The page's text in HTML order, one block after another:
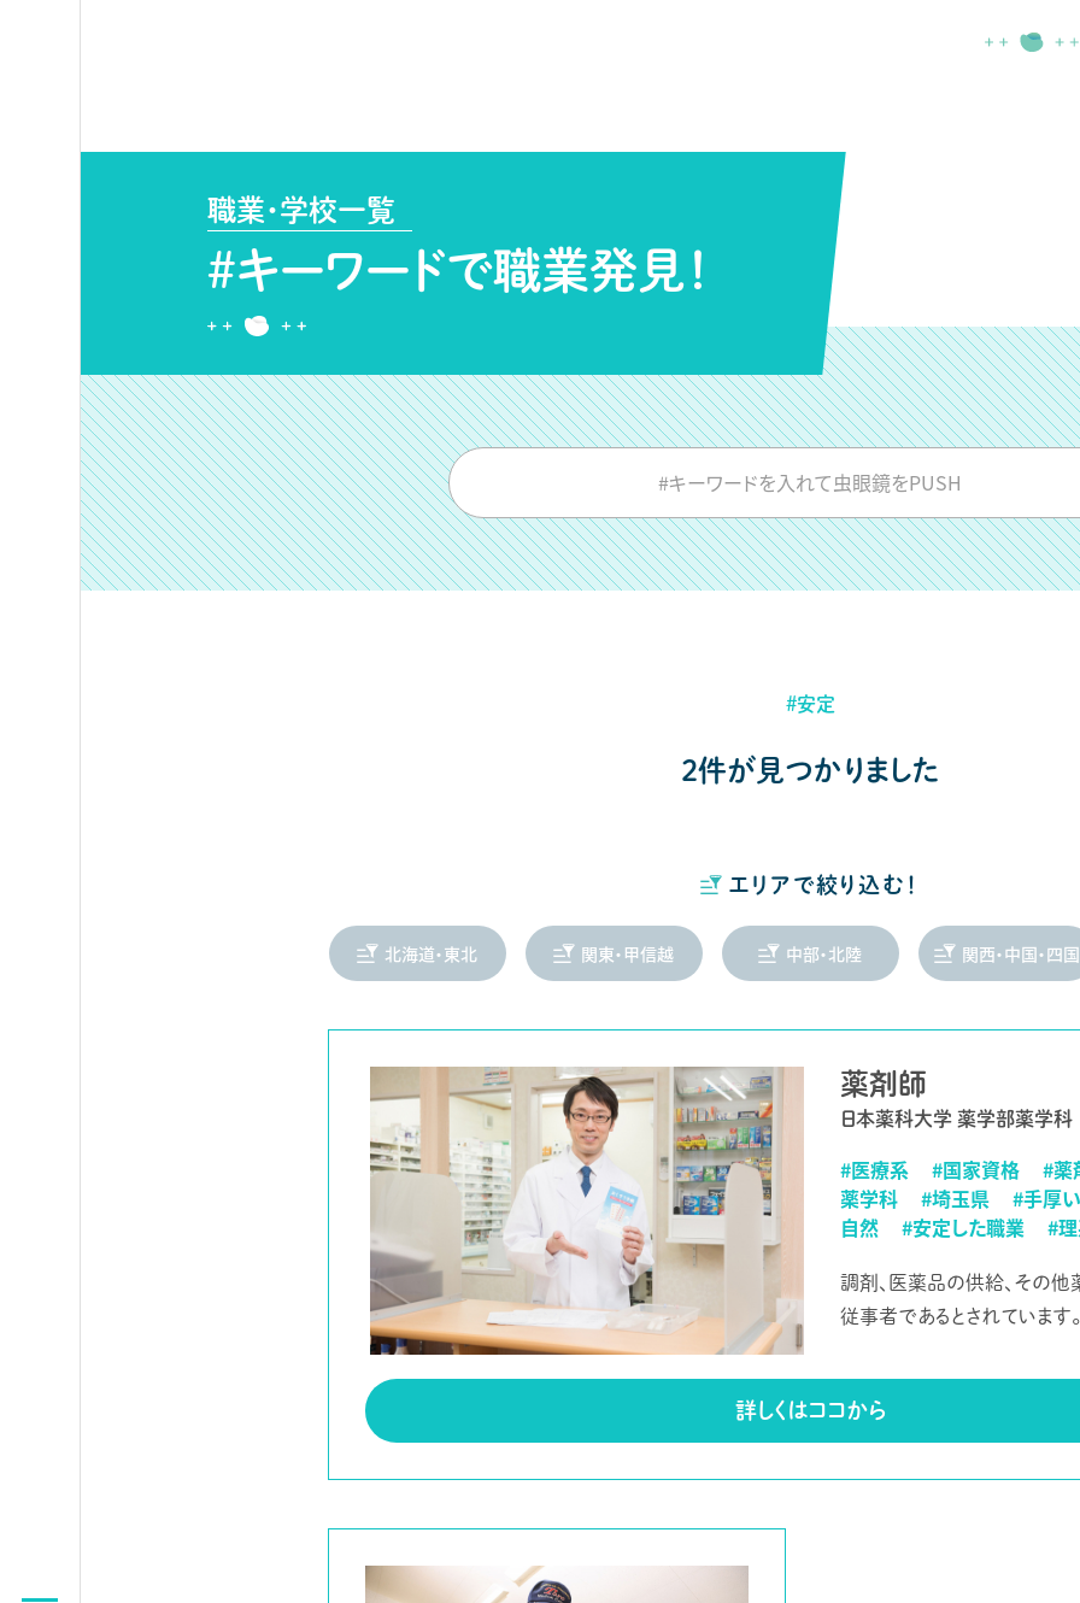
職業・学校一覧
#キーワードで職業発見！
#キーワードを入れて虫眼鏡をPUSH
#安定
2件が見つかりました
エリアで絞り込む！
北海道・東北 関東・甲信越 中部・北陸 関西・中国・四国
薬剤師
日本薬科大学 薬学部薬学科
#医療系 #国家資格 #薬
薬学科
#埼玉県 #手厚
自然
#安定した職業 #
調剤、医薬品の供給、その
従事者であるとされています。
詳しくはココから